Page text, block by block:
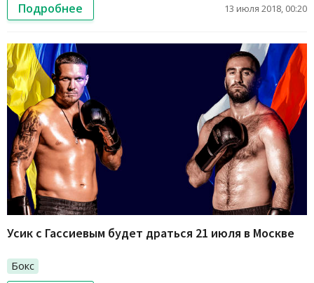
Подробнее 13 июля 2018, 00:20
Усик с Гассиевым будет драться 21 июля в Москве
Бокс